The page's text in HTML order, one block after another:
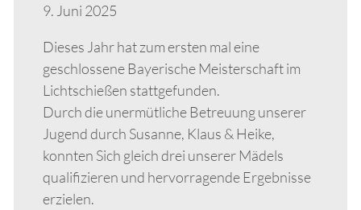
9. Juni 2025
Dieses Jahr hat zum ersten mal eine
geschlossene Bayerische Meisterschaft im
Lichtschießen stattgefunden.
Durch die unermütliche Betreuung unserer
Jugend durch Susanne, Klaus & Heike,
konnten Sich gleich drei unserer Mädels
qualifizieren und hervorragende Ergebnisse
erzielen.